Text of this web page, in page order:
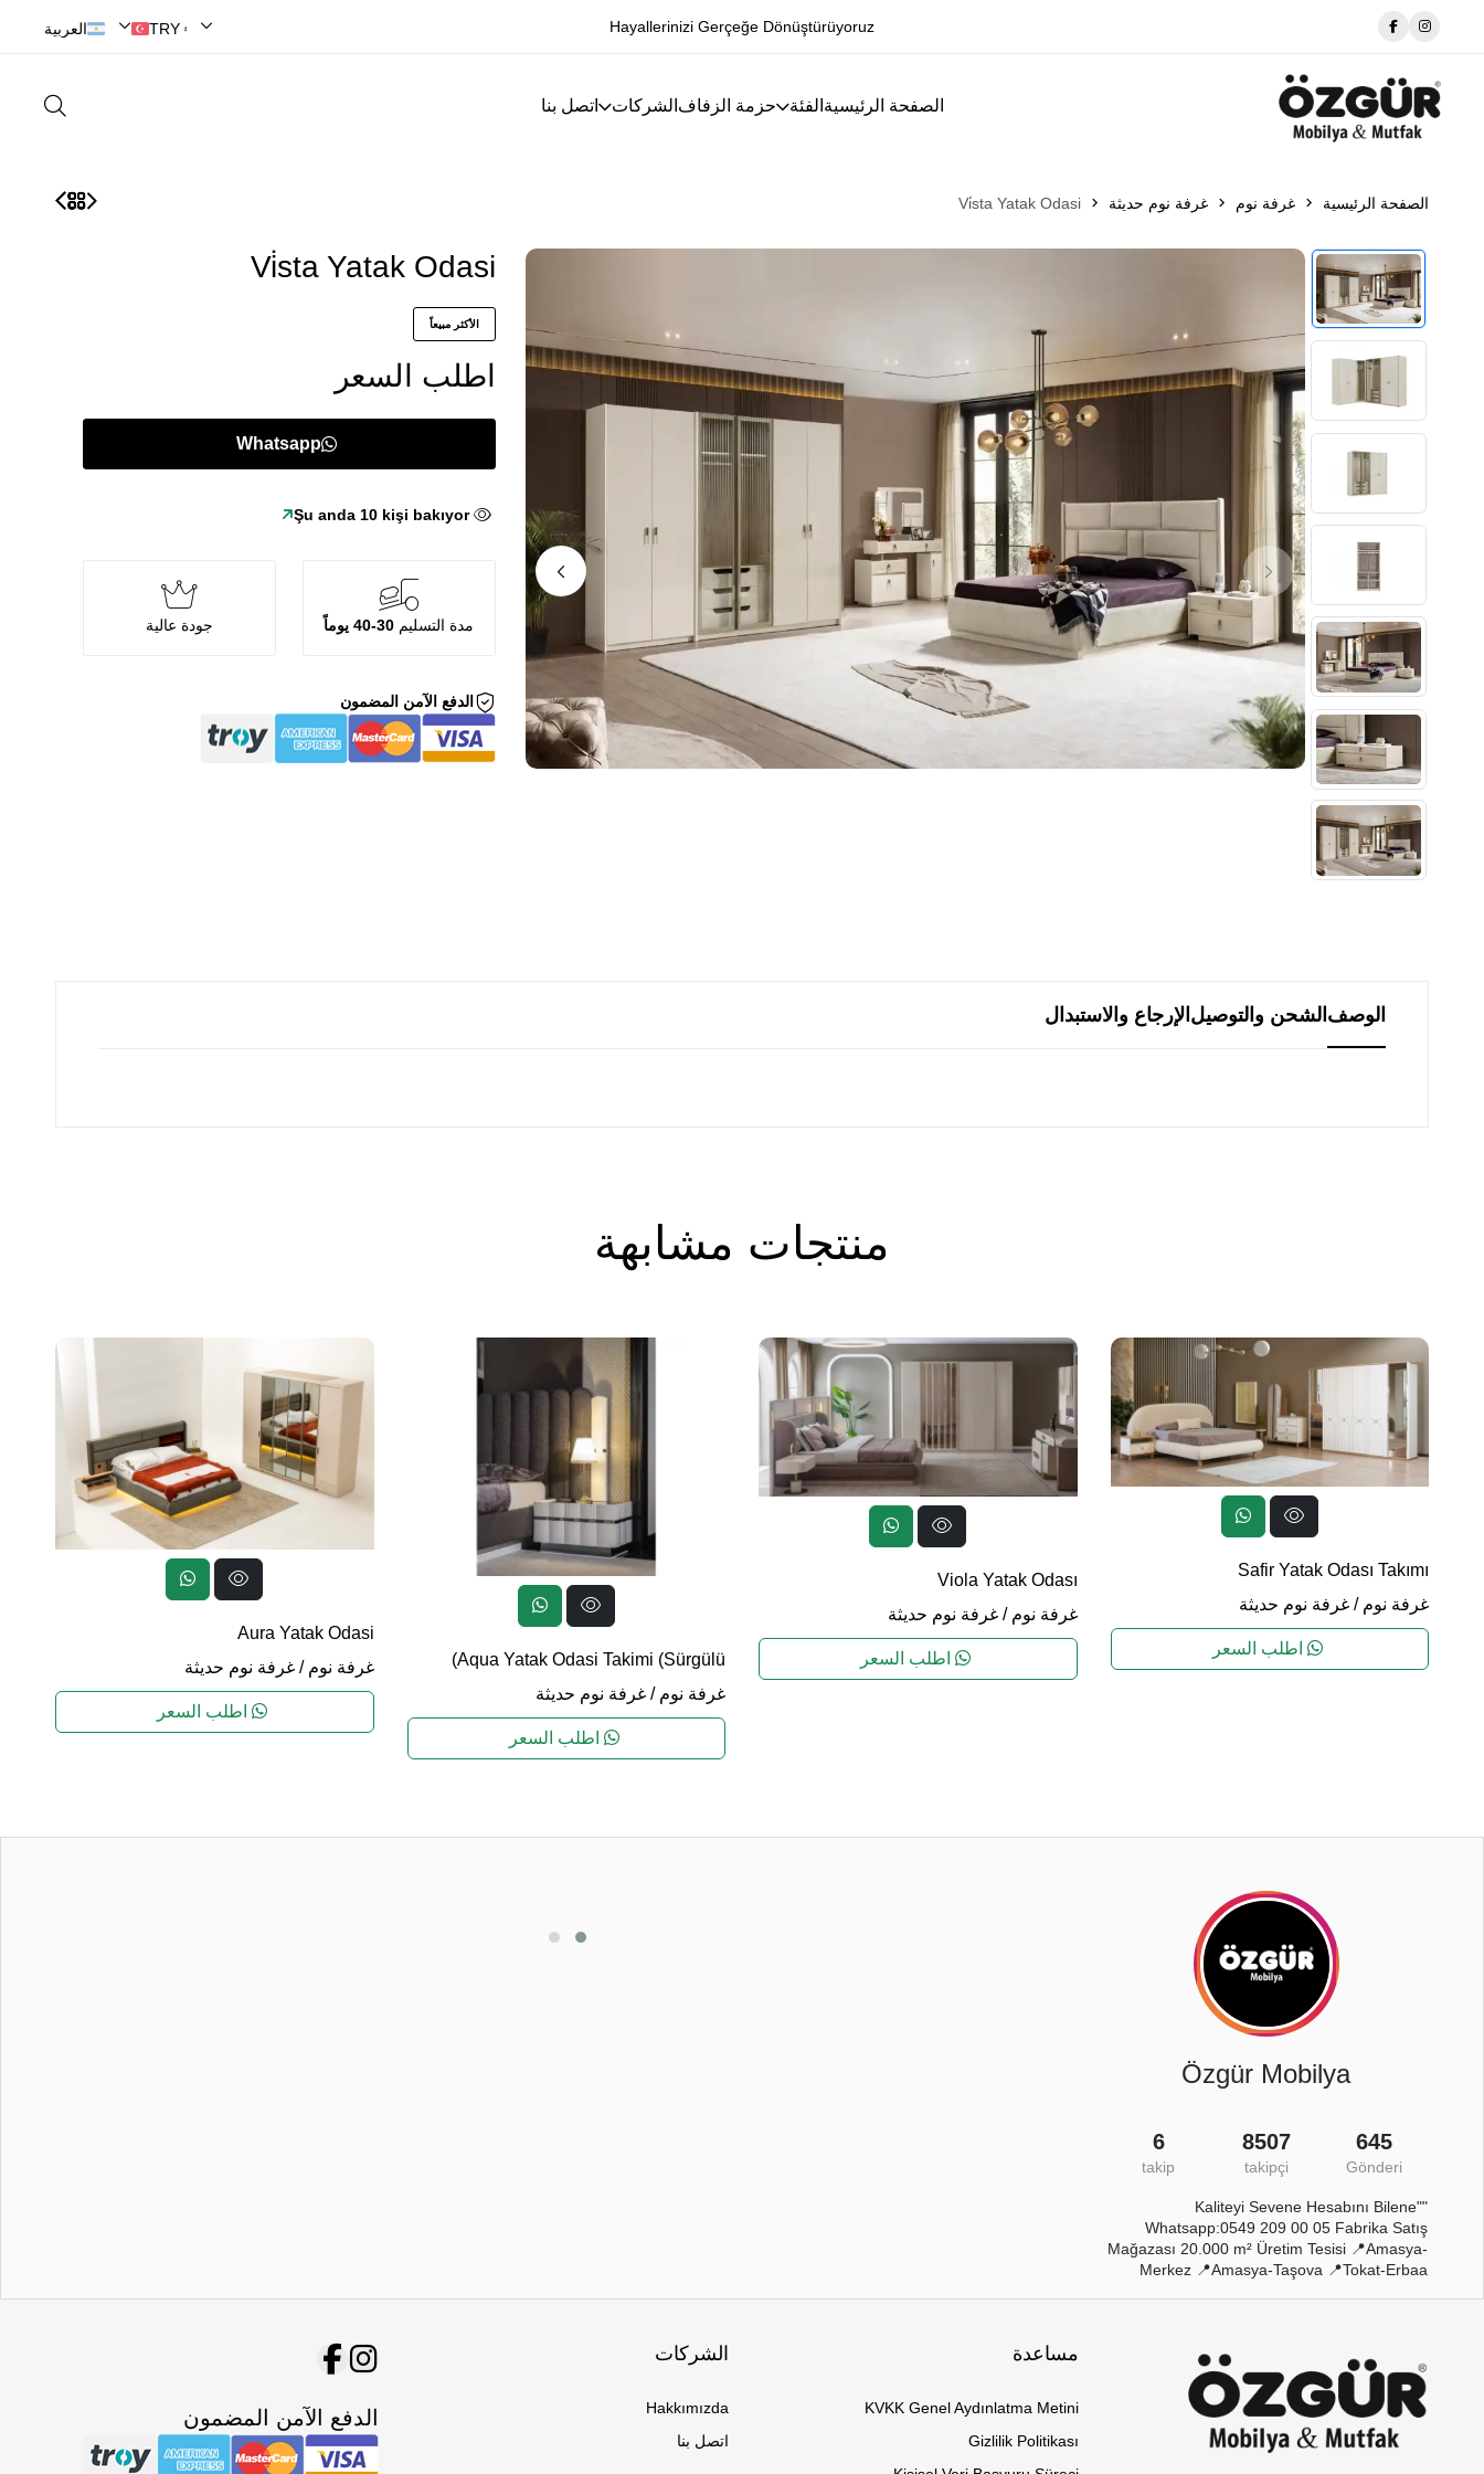
Amasya'nın Kaliteli Mobilya Adresi Hayallerinizi Gerçeğe Dönüştürüyoruz
TRY ₺ | Türk Lirası العربية
الصفحة الرئيسية الفئة حزمة الزفاف الشركات اتصل بنا
الصفحة الرئيسية غرفة نوم غرفة نوم حديثة Vi̇sta Yatak Odasi
Vi̇sta Yatak Odasi
الأكثر مبيعاً
اطلب السعر
Whatsapp
Şu anda 10kişi bakıyor
مدة التسليم 30-40 يوماً جودة عالية
الدفع الآمن المضمون
الوصف الشحن والتوصيل الإرجاع والاستبدال
منتجات مشابهة
Safir Yatak Odası Takımı
غرفة نوم / غرفة نوم حديثة
اطلب السعر
Viola Yatak Odası
غرفة نوم /غرفة نوم حديثة
اطلب السعر
Aqua Yatak Odasi Takimi (Sürgülü)
غرفة نوم / غرفة نوم حديثة
اطلب السعر
Aura Yatak Odasi
غرفة نوم /غرفة نوم حديثة
اطلب السعر
Özgür Mobilya
645
Gönderi
8507
takipçi
6
takip
"Kaliteyi Sevene Hesabını Bilene"
Whatsapp:0549 209 00 05 Fabrika Satış
Mağazası 20.000 m² Üretim Tesisi 📍Amasya-
Merkez 📍Amasya-Taşova 📍Tokat-Erbaa
مساعدة
KVKK Genel Aydınlatma Metini
Gizlilik Politikası
الشركات
Hakkımızda
اتصل بنا
الدفع الآمن المضمون